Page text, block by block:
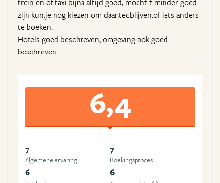
trein en of taxi.bijna altijd goed, mocht t minder goed
zijn kun.je nog kiezen om daar.tecblijven.of iets anders
te boeken.
Hotels goed beschreven, omgeving ook goed
beschreven
6,4
7
Algemene ervaring
7
Boekingsproces
6 6